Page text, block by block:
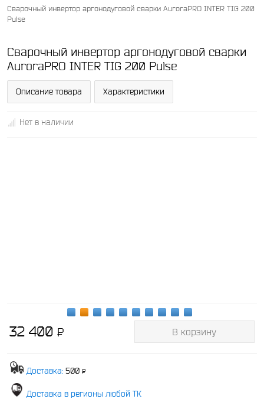
Сварочный инвертор аргонодуговой сварки AuroraPRO INTER TIG 200
Pulse
Сварочный инвертор аргонодуговой сварки
AuroraPRO INTER TIG 200 Pulse
Описание товара Характеристики
Нет в наличии
32 400P
- В корзину
Доставка: 500 P
-
Доставка в регионы любой ТК